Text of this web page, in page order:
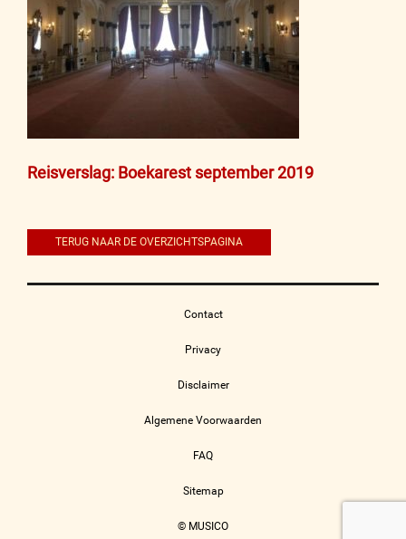
Bericht
Reisverslag: Boekarest september 2019
TERUG NAAR DE OVERZICHTSPAGINA
Contact
Privacy
Disclaimer
Algemene Voorwaarden
FAQ
Sitemap
© MUSICO